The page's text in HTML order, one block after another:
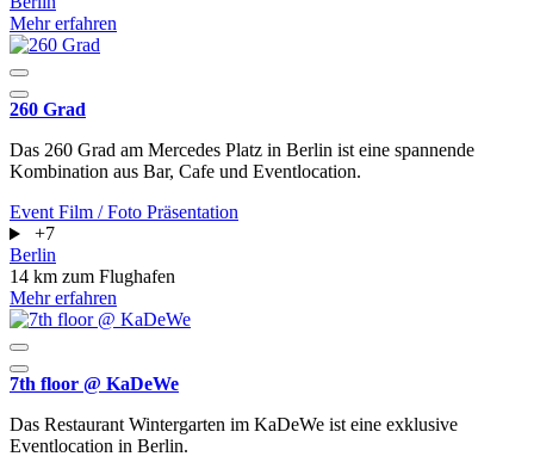
Mehr erfahren
260 Grad
Das 260 Grad am Mercedes Platz in Berlin ist eine spannende
Kombination aus Bar, Cafe und Eventlocation.
Event Film / Foto Präsentation
+7
Berlin
14 km zum Flughafen
Mehr erfahren
7th floor @ KaDeWe
Das Restaurant Wintergarten im KaDeWe ist eine exklusive
Eventlocation in Berlin.